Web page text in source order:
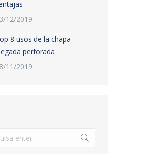
12/2019
8 usos de la chapa
perforada
11/2019